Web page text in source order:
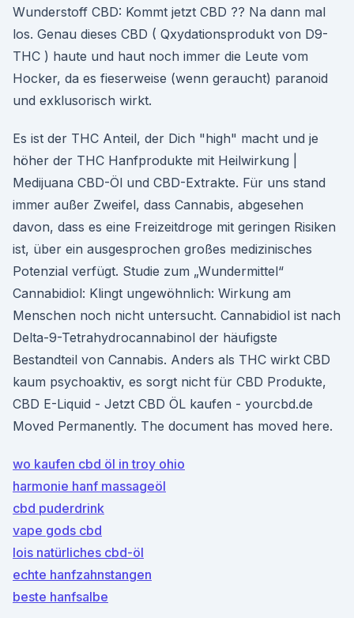
Wunderstoff CBD: Kommt jetzt CBD ?? Na dann mal
los. Genau dieses CBD ( Qxydationsprodukt von D9-
THC ) haute und haut noch immer die Leute vom
Hocker, da es fieserweise (wenn geraucht) paranoid
und exklusorisch wirkt.
Es ist der THC Anteil, der Dich "high" macht und je
höher der THC Hanfprodukte mit Heilwirkung |
Medijuana CBD-Öl und CBD-Extrakte. Für uns stand
immer außer Zweifel, dass Cannabis, abgesehen
davon, dass es eine Freizeitdroge mit geringen Risiken
ist, über ein ausgesprochen großes medizinisches
Potenzial verfügt. Studie zum „Wundermittel“
Cannabidiol: Klingt ungewöhnlich: Wirkung am
Menschen noch nicht untersucht. Cannabidiol ist nach
Delta-9-Tetrahydrocannabinol der häufigste
Bestandteil von Cannabis. Anders als THC wirkt CBD
kaum psychoaktiv, es sorgt nicht für CBD Produkte,
CBD E-Liquid - Jetzt CBD ÖL kaufen - yourcbd.de
Moved Permanently. The document has moved here.
wo kaufen cbd öl in troy ohio
harmonie hanf massageöl
cbd puderdrink
vape gods cbd
lois natürliches cbd-öl
echte hanfzahnstangen
beste hanfsalbe